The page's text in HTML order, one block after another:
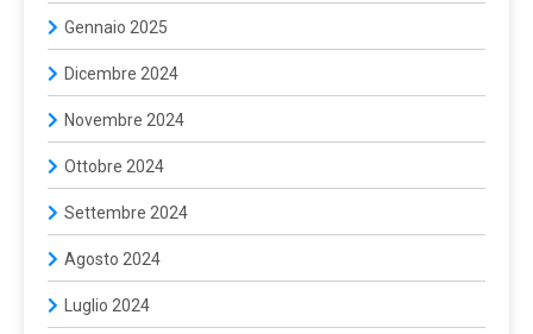
Gennaio 2025
Dicembre 2024
Novembre 2024
Ottobre 2024
Settembre 2024
Agosto 2024
Luglio 2024